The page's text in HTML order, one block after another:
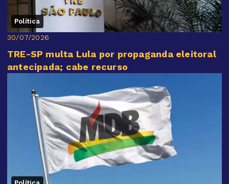
Política
30/07/2026
TRE-SP multa Lula por propaganda eleitoral
antecipada; cabe recurso